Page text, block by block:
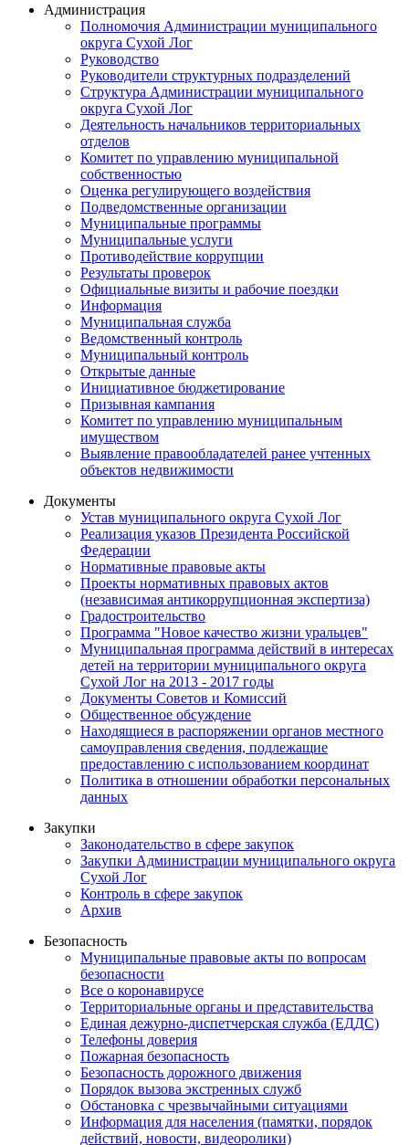
Администрация
Полномочия Администрации муниципального
округа Сухой Лог
Руководство
Руководители структурных подразделений
Структура Администрации муниципального
округа Сухой Лог
Деятельность начальников территориальных
отделов
Комитет по управлению муниципальной
собственностью
Оценка регулирующего воздействия
Подведомственные организации
Муниципальные программы
Муниципальные услуги
Противодействие коррупции
Результаты проверок
Официальные визиты и рабочие поездки
Информация
Муниципальная служба
Ведомственный контроль
Муниципальный контроль
Открытые данные
Инициативное бюджетирование
Призывная кампания
Комитет по управлению муниципальным
имуществом
Выявление правообладателей ранее учтенных
объектов недвижимости
Документы
Устав муниципального округа Сухой Лог
Реализация указов Президента Российской
Федерации
Нормативные правовые акты
Проекты нормативных правовых актов
(независимая антикоррупционная экспертиза)
Градостроительство
Программа "Новое качество жизни уральцев"
Муниципальная программа действий в интересах
детей на территории муниципального округа
Сухой Лог на 2013 - 2017 годы
Документы Советов и Комиссий
Общественное обсуждение
Находящиеся в распоряжении органов местного
самоуправления сведения, подлежащие
предоставлению с использованием координат
Политика в отношении обработки персональных
данных
Закупки
Законодательство в сфере закупок
Закупки Администрации муниципального округа
Сухой Лог
Контроль в сфере закупок
Архив
Безопасность
Муниципальные правовые акты по вопросам
безопасности
Все о коронавирусе
Территориальные органы и представительства
Единая дежурно-диспетчерская служба (ЕДДС)
Телефоны доверия
Пожарная безопасность
Безопасность дорожного движения
Порядок вызова экстренных служб
Обстановка с чрезвычайными ситуациями
Информация для населения (памятки, порядок
действий, новости, видеоролики)